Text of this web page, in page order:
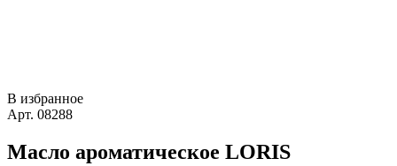
В избранное
Арт. 08288
Масло ароматическое LORIS